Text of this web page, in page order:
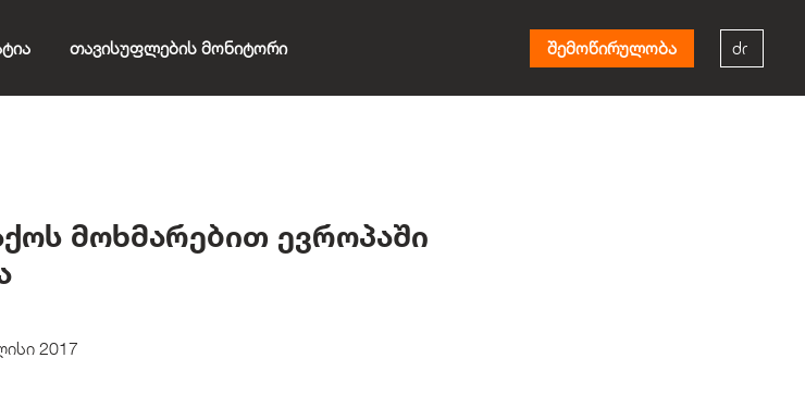
Თავისუფლების Მონიტორი შემოწირულობა
მოხმარებით ევროპაში
2017